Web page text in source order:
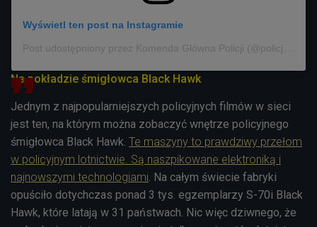
Wyświetl ten post na Instagramie
Na pokładzie śmigłowca Black Hawk
Jednym z najpopularniejszych policyjnych filmów w sieci
jest ten, na którym można zobaczyć wnętrze policyjnego
śmigłowca Black Hawk. Te maszyny to prawdziwy przełom
w policyjnym lotnictwie. Są naszpikowane elektroniką i
najnowszymi technologiami . Na całym świecie fabryki
opuściło dotychczas ponad 3 tys. egzemplarzy S-70i Black
Hawk, które latają w 31 państwach. Nic więc dziwnego, że